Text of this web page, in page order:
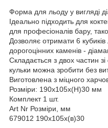
Форма для льоду у вигляді
Ідеально підходить для
для професіоналів бару,
Дозволяє отримати 6
дорогоцінних каменів -
Складається з двох частин
кульки можна зробити без
Виготовлена з міцного
Розміри: 190x105x(H)30 мм
Комплект 1 шт.
Art Nr Розміри, мм
679012 190х105х(в)30